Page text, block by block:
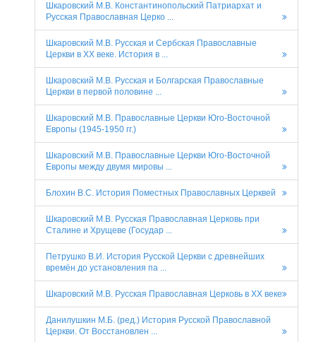
Шкаровский М.В. Константинопольский Патриархат и
Русская Православная Церко ...
Шкаровский М.В. Русская и Сербская Православные
Церкви в XX веке. История в ...
Шкаровский М.В. Русская и Болгарская Православные
Церкви в первой половине ...
Шкаровский М.В. Православные Церкви Юго-Восточной
Европы (1945-1950 гг.)
Шкаровский М.В. Православные Церкви Юго-Восточной
Европы между двумя мировы ...
Блохин В.С. История Поместных Православных Церквей
Шкаровский М.В. Русская Православная Церковь при
Сталине и Хрущеве (Государ ...
Петрушко В.И. История Русской Церкви с древнейших
времён до установления па ...
Шкаровский М.В. Русская Православная Церковь в XX веке
Данилушкин М.Б. (ред.) История Русской Православной
Церкви. От Восстановлен ...